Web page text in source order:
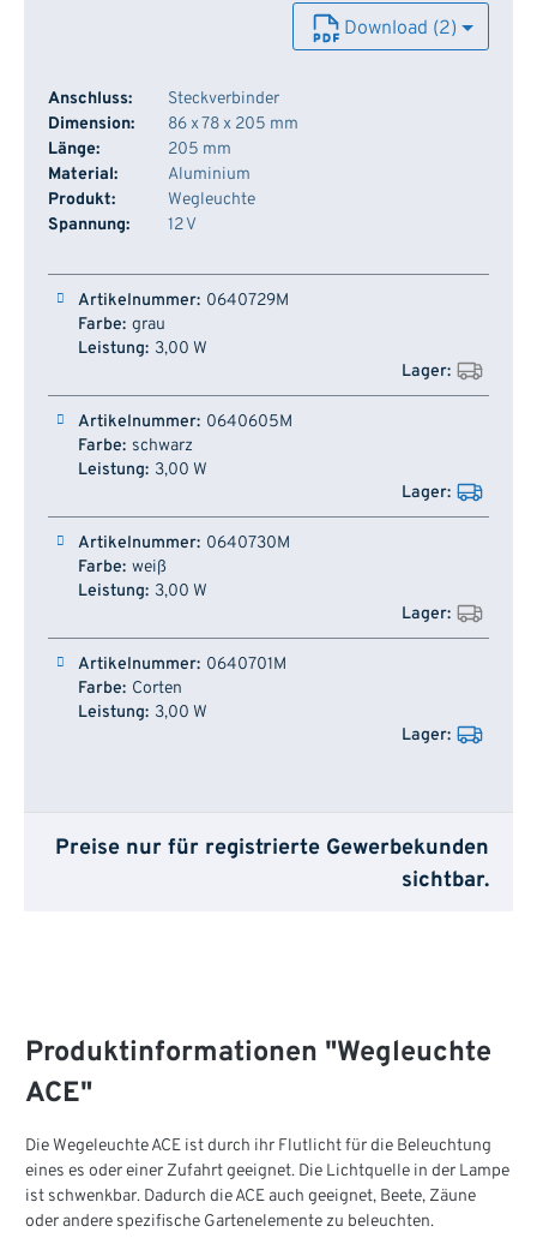
Download (2)
Anschluss:
Steckverbinder
Dimension:
86 x 78 x 205 mm
Länge:
205 mm
Material:
Aluminium
Produkt:
Wegleuchte
Spannung:
12 V
Artikelnummer Farbe Leistung
0640729M
grau
3,00 W
0640605M
schwarz
3,00 W
0640730M
weiß
3,00 W
0640701M
Corten
3,00 W
Preise nur für registrierte Gewerbekunden
sichtbar.
Produktinformationen "Wegleuchte
ACE"
Die Wegeleuchte ACE ist durch ihr Flutlicht für die Beleuchtung
eines es oder einer Zufahrt geeignet. Die Lichtquelle in der Lampe
ist schwenkbar. Dadurch die ACE auch geeignet, Beete, Zäune
oder andere spezifische Gartenelemente zu beleuchten.